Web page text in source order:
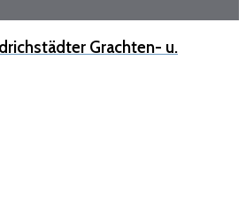
Grachten- u.